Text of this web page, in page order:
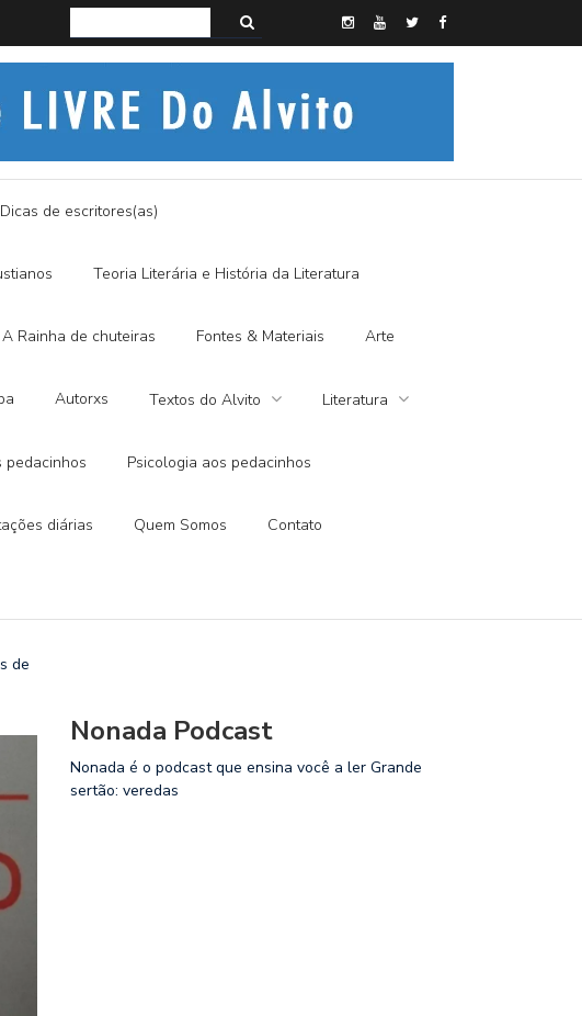
Histórias do Alvito – SEMI-MÍSTICO, SIM SENHOR
Dicas de escritores(as)
Teoria Literária e História da Literatura
A Rainha de chuteiras Fontes & Materiais Arte
Autorxs Textos do Alvito Literatura
pedacinhos Psicologia aos pedacinhos
diárias Quem Somos Contato
de
Nonada Podcast
Nonada é o podcast que ensina você a ler Grande
sertão: veredas